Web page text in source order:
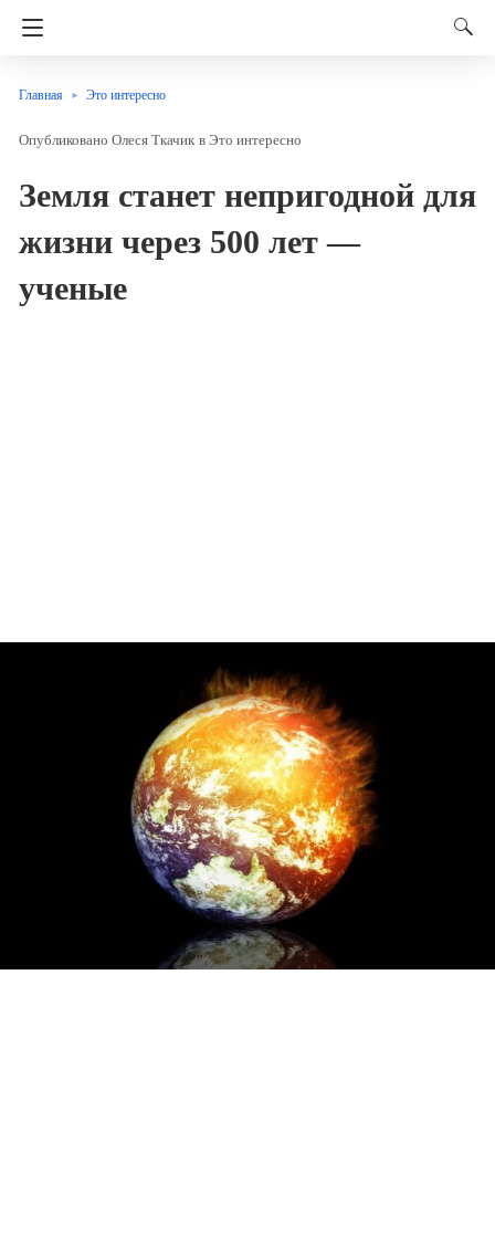
Главная Это интересно
Олеся Ткачик в Это интересно
Земля станет непригодной для
жизни через 500 лет —
ученые